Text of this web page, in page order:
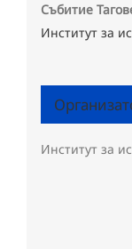
Събитие
Институт за
Институт за